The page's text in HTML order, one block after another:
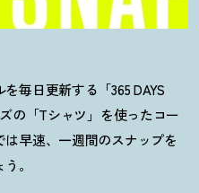
毎日更新する「365 DAYS
の「Tシャツ」を使ったコー
早速、一週間のスナップを
。